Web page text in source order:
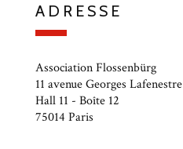
ADRESSE
Association Flossenbürg
11 avenue Georges Lafenestre
Hall 11 - Boîte 12
75014 Paris